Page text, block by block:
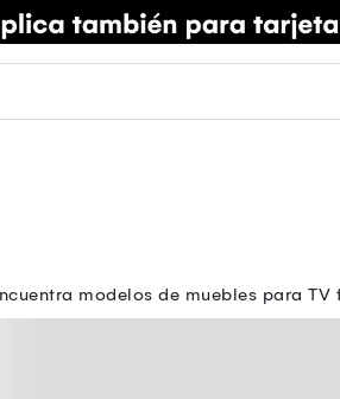
modelos de muebles para